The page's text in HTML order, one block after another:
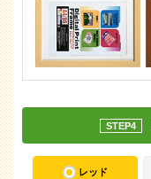
STEP4
レッド